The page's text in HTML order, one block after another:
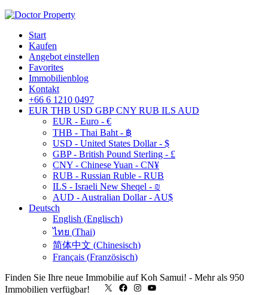
Start
Kaufen
Angebot einstellen
Favorites
Immobilienblog
Kontakt
+66 6 1210 0497
EUR THB USD GBP CNY RUB ILS AUD
EUR - Euro - €
THB - Thai Baht - ฿
USD - United States Dollar - $
GBP - British Pound Sterling - £
CNY - Chinese Yuan - CN¥
RUB - Russian Ruble - RUB
ILS - Israeli New Sheqel - ₪
AUD - Australian Dollar - AU$
Deutsch
English (Englisch)
ไทย (Thai)
简体中文 (Chinesisch)
Français (Französisch)
Finden Sie Ihre neue Immobilie auf Koh Samui! - Mehr als 950
Immobilien verfügbar!
X FacebookInstagram